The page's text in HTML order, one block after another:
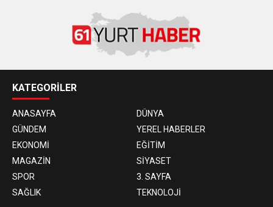
KATEGORİLER
ANASAYFA
DÜNYA
GÜNDEM
YEREL HABERLER
EKONOMİ
EĞİTİM
MAGAZİN
SİYASET
SPOR
3. SAYFA
SAĞLIK
TEKNOLOJİ